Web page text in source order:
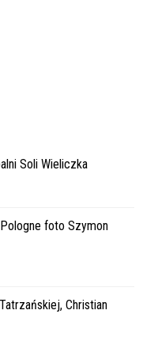
Soli Wieliczka
foto Szymon
Christian